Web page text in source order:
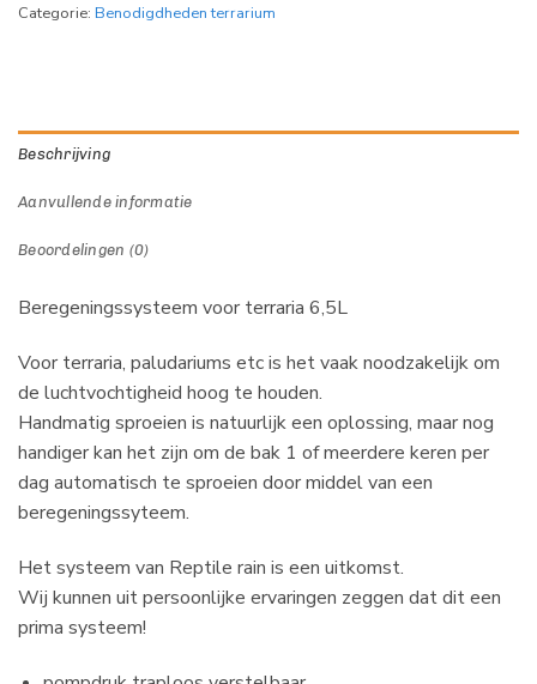
Categorie: Benodigdheden terrarium
Beschrijving
Aanvullende informatie
Beoordelingen (0)
Beregeningssysteem voor terraria 6,5L
Voor terraria, paludariums etc is het vaak noodzakelijk om
de luchtvochtigheid hoog te houden.
Handmatig sproeien is natuurlijk een oplossing, maar nog
handiger kan het zijn om de bak 1 of meerdere keren per
dag automatisch te sproeien door middel van een
beregeningssyteem.
Het systeem van Reptile rain is een uitkomst.
Wij kunnen uit persoonlijke ervaringen zeggen dat dit een
prima systeem!